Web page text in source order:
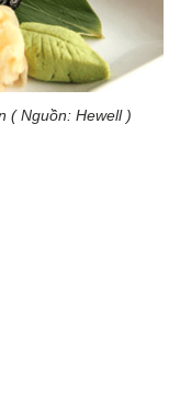
( Nguồn: Hewell )